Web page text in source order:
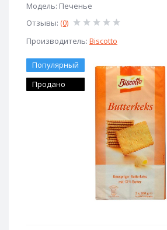
Модель: Печенье
Отзывы: (0)
Производитель: Biscotto
Популярный
Продано